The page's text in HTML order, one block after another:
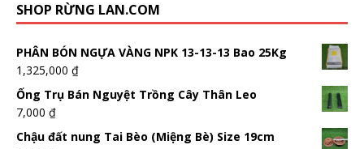
SHOP RỪNG LAN.COM
PHÂN BÓN NGỰA VÀNG NPK 13-13-13 Bao 25Kg
1,325,000 ₫
Ống Trụ Bán Nguyệt Trồng Cây Thân Leo
7,000 ₫
Chậu đất nung Tai Bèo (Miệng Bè) Size 19cm